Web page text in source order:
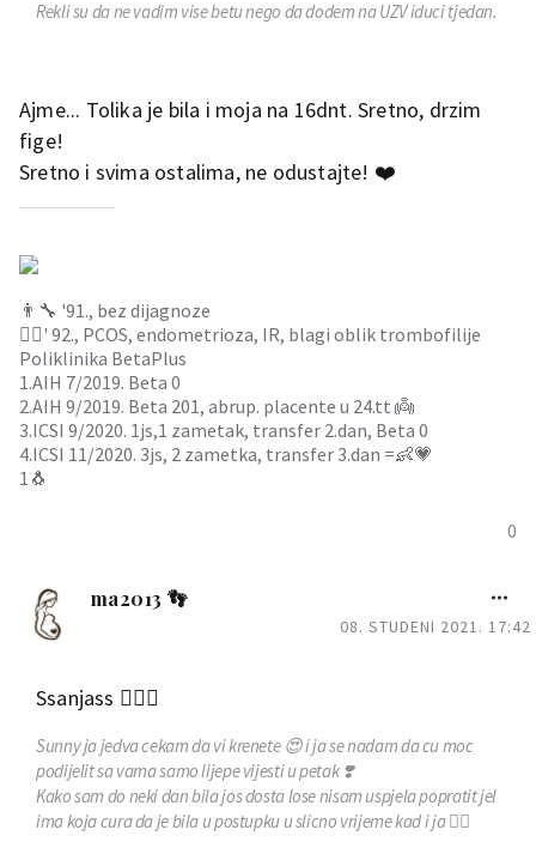
Rekli su da ne vadim vise betu nego da dodem na UZV iduci tjedan.
Ajme... Tolika je bila i moja na 16dnt. Sretno, drzim
fige!
Sretno i svima ostalima, ne odustajte! ❤️
0
👨‍🔧 '91., bez dijagnoze
👩‍⚕️' 92., PCOS, endometrioza, IR, blagi oblik trombofilije
Poliklinika BetaPlus
1.AIH 7/2019. Beta 0
2.AIH 9/2019. Beta 201, abrup. placente u 24.tt 👼
3.ICSI 9/2020. 1js,1 zametak, transfer 2.dan, Beta 0
4.ICSI 11/2020. 3js, 2 zametka, transfer 3.dan =👶💗
1🐧
ma2013 👣
08. STUDENI 2021. 17:42
Ssanjass 🧚🏻‍♀️
Sunnyja jedva cekam da vi krenete 😍 i ja se nadam da cu moc
podijelit sa vama samo lijepe vijesti u petak ❣️
Kako sam do neki dan bila jos dosta lose nisam uspjela popratit jel
ima koja cura da je bila u postupku u slicno vrijeme kad i ja 🤦‍♀️